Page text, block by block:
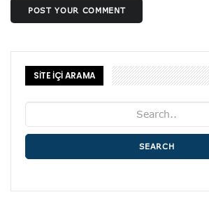
POST YOUR COMMENT
SİTE İÇİ ARAMA
SEARCH